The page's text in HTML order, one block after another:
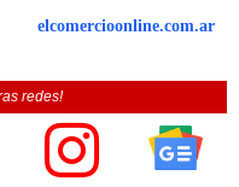
elcomercioonline.com.ar
redes!